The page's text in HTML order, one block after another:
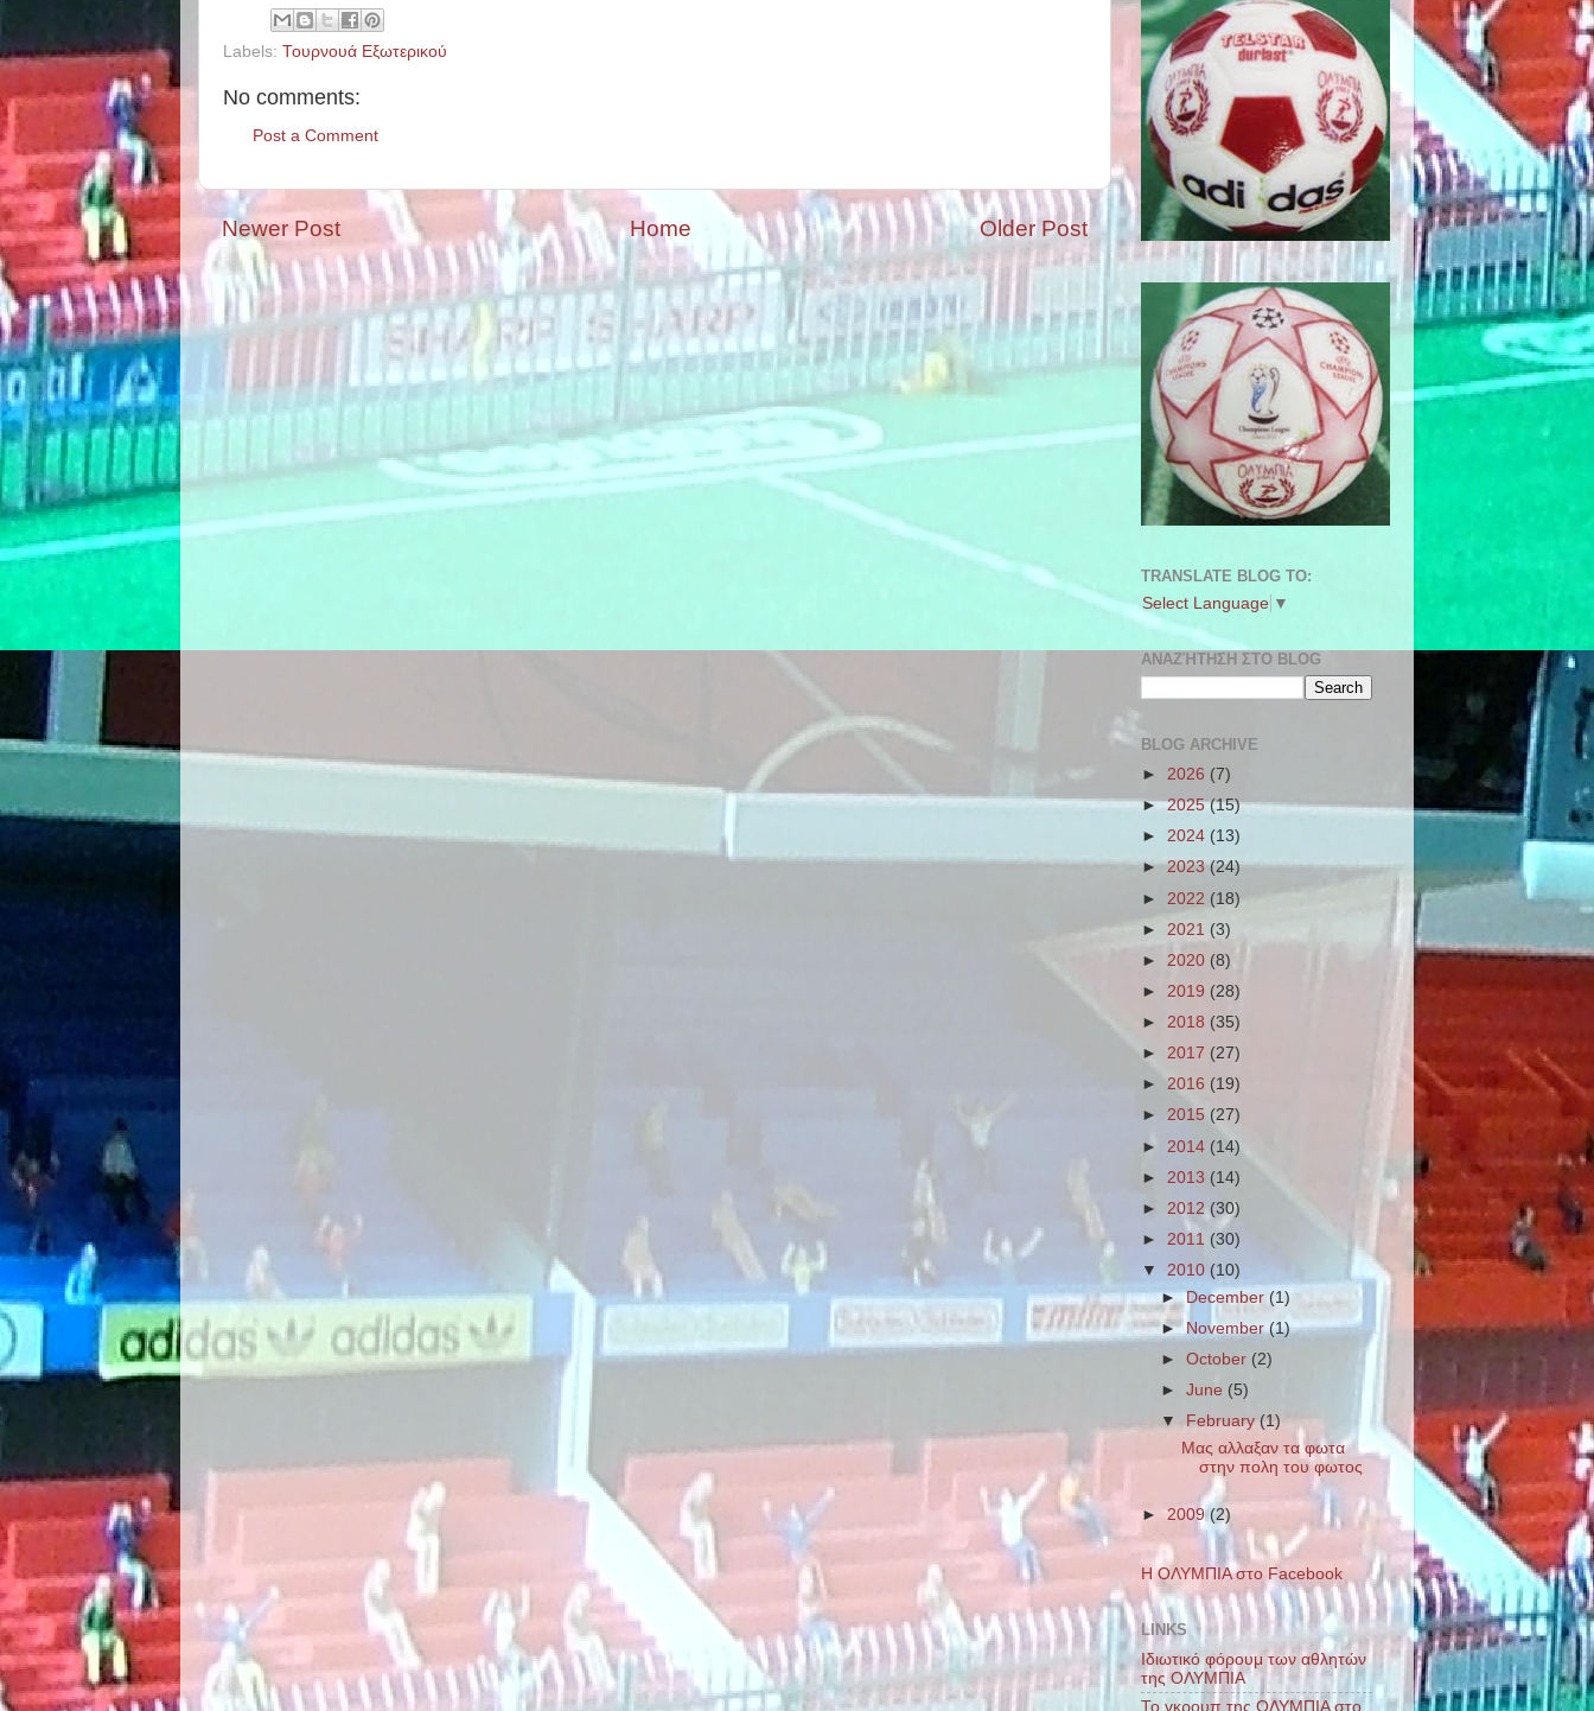
Labels: Τουρνουά Εξωτερικού
No comments:
Post a Comment
Newer Post Older Post
Home
TRANSLATE BLOG TO:
Select Language ▼
ΑΝΑΖΉΤΗΣΗ ΣΤΟ BLOG
BLOG ARCHIVE
► 2026 (7)
►2025(15)
► 2024 (13)
►2023(24)
► 2022 (18)
► 2021 (3)
► 2020 (8)
► 2019 (28)
► 2018 (35)
► 2017 (27)
► 2016 (19)
► 2015 (27)
► 2014 (14)
► 2013 (14)
► 2012 (30)
► 2011 (30)
▼ 2010 (10)
►December (1)
► November(1)
►October (2)
►June (5)
▼February(1)
Μας αλλαξαν τα φωτα
στην πολη του φωτος
► 2009(2)
Η ΟΛΥΜΠΙΑ στο Facebook
LINKS
Ιδιωτικό φόρουμ των αθλητών
της ΟΛΥΜΠΙΑ
Το γκρουπ της ΟΛΥΜΠΙΑ στο